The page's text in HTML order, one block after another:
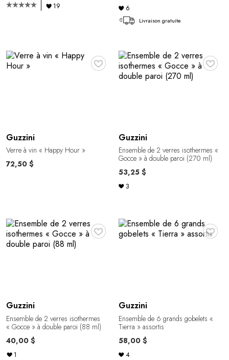
19 6
Livraison gratuite
♥
Guzzini
Verre à vin « Happy Hour »
72,50 $
♥
Guzzini
Ensemble de 2 verres isothermes «
Gocce » à double paroi (270 ml)
53,25 $
3
♥
Guzzini
Ensemble de 2 verres isothermes
« Gocce » à double paroi (88 ml)
40,00 $
1
♥
Guzzini
Ensemble de 6 grands gobelets «
Tierra » assortis
58,00 $
4